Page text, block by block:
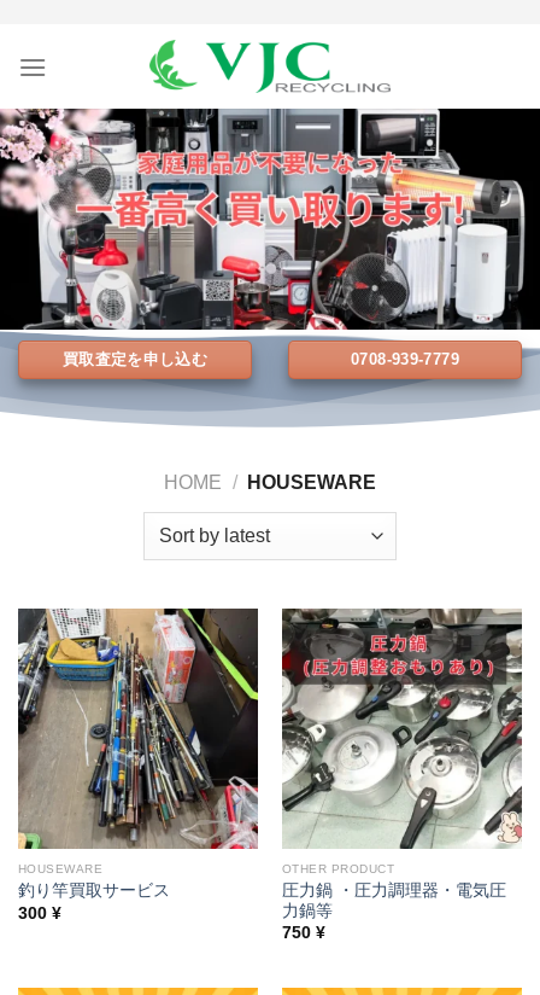
買取査定を申し込む 0708-939-7779
HOME / HOUSEWARE
HOUSEWARE
釣り竿買取サービス
300 ¥
OTHER PRODUCT
圧力鍋 ・圧力調理器・電気圧
力鍋等
750 ¥